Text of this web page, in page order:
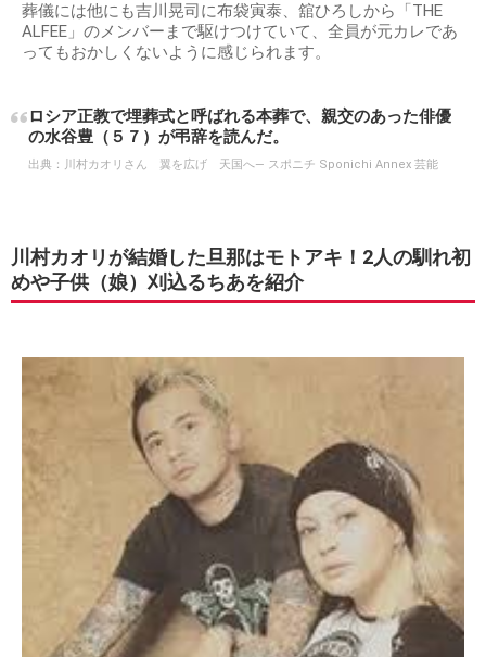
葬儀には他にも吉川晃司に布袋寅泰、舘ひろしから「THE
ALFEE」のメンバーまで駆けつけていて、全員が元カレであ
ってもおかしくないように感じられます。
ロシア正教で埋葬式と呼ばれる本葬で、親交のあった俳優
の水谷豊（５７）が弔辞を読んだ。
出典： 川村カオリさん 翼を広げ 天国へ― スポニチ Sponichi Annex 芸能
川村カオリが結婚した旦那はモトアキ！2人の馴れ初
めや子供（娘）刈込るちあを紹介